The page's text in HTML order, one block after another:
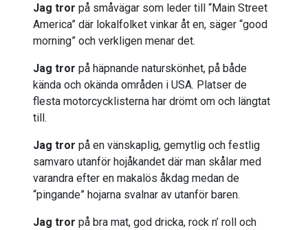
Jag tror på småvägar som leder till “Main Street
America” där lokalfolket vinkar åt en, säger “good
morning” och verkligen menar det.
Jag tror på häpnande naturskönhet, på både
kända och okända områden i USA. Platser de
flesta motorcycklisterna har drömt om och längtat
till.
Jag tror på en vänskaplig, gemytlig och festlig
samvaro utanför hojåkandet där man skålar med
varandra efter en makalös åkdag medan de
“pingande” hojarna svalnar av utanför baren.
Jag tror på bra mat, god dricka, rock n’ roll och